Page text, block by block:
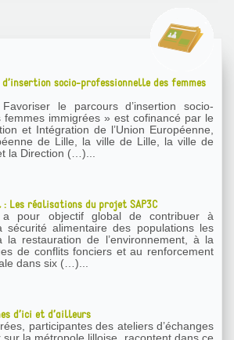
socio-professionnelle des femmes
le parcours d’insertion socio-
et Intégration de l’Union Européenne,
de Lille, la ville de Lille, la ville de
la Direction (…)...
: Les réalisations du projet SAP3C
pour objectif global de contribuer à
sécurité alimentaire des populations les
la restauration de l’environnement, à la
de conflits fonciers et au renforcement
dans six (…)...
d’ici et d’ailleurs
participantes des ateliers d’échanges